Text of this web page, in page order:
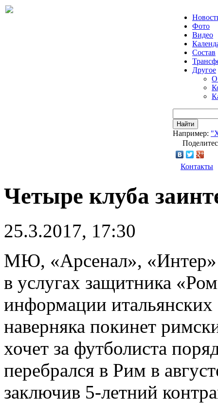
Фото
Видео
Состав
Другое
О
Найти
Например:
Контакты
Четыре клуба
25.3.2017, 17:30
МЮ, «Арсенал», «Интер»
в услугах защитника
информации
наверняка покинет
хочет за футболиста
перебрался в Рим в
заключив 5-летний